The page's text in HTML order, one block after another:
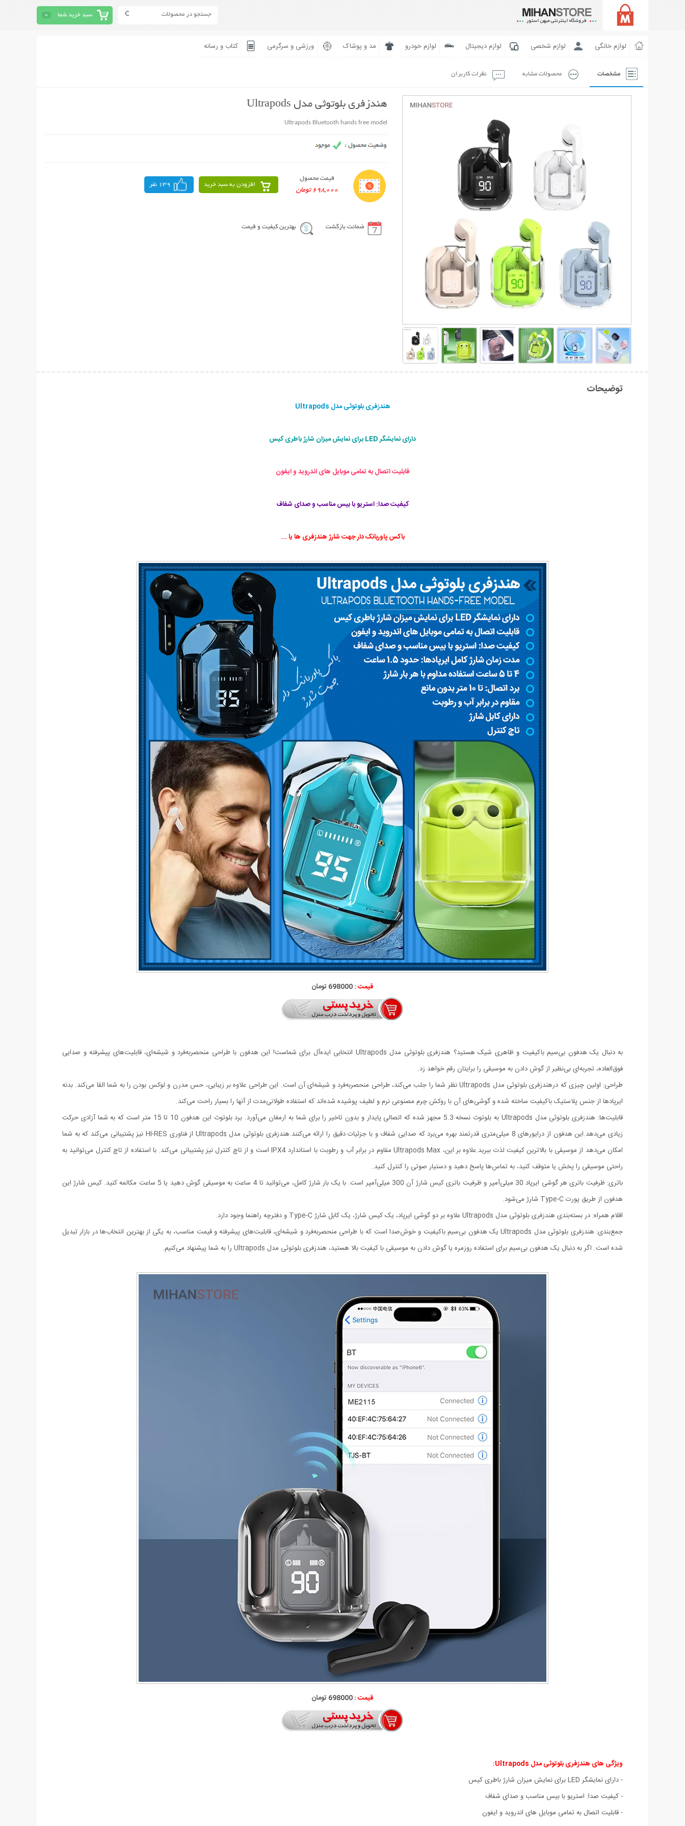
سبد خرید شما 0
لوازم خانگی لوازم شخصی لوازم دیجیتال لوازم خودرو مد و پوشاک ورزشی و سرگرمی کتاب و رسانه
مشخصات محصولات مشابه نظرات کاربران
هندزفری بلوتوثی مدل Ultrapods
Ultrapods Bluetooth hands free model
قیمت محصول
698,000 تومان
افزودن به سبد خرید 139 نفر
ضمانت بازگشت بهترین کیفیت و قیمت
توضیحات
هندزفری بلوتوثی مدل Ultrapods
دارای نمایشگر LED برای نمایش میزان شارژ باطری کیس
قابلیت اتصال به تمامی موبایل های اندروید و ایفون
کیفیت صدا: استریو با بیس مناسب و صدای شفاف
باکس پاوربانک دار جهت شارژ هندزفری ها یا ...
قیمت :698000 تومان
به دنبال یک هدفون بی‌سیم باکیفیت و ظاهری شیک هستید؟ هندزفری بلوتوثی مدل Ultrapods انتخابی ایده‌آل برای شماست! این هدفون با طراحی منحصربه‌فرد و شیشه‌ای، قابلیت‌های پیشرفته و صدایی
فوق‌العاده، تجربه‌ای بی‌نظیر از گوش دادن به موسیقی را برایتان رقم خواهد زد.
طراحی: اولین چیزی که درهندزفری بلوتوثی مدل Ultrapods نظر شما را جلب می‌کند، طراحی منحصربه‌فرد و شیشه‌ای آن است. این طراحی علاوه بر زیبایی، حس مدرن و لوکس بودن را به شما القا می‌کند. بدنه
ایرپادها از جنس پلاستیک باکیفیت ساخته شده و گوشی‌های آن با روکش چرم مصنوعی نرم و لطیف پوشیده شده‌اند که استفاده طولانی‌مدت از آنها را بسیار راحت می‌کند.
قابلیت‌ها: هندزفری بلوتوثی مدل Ultrapods به بلوتوث نسخه 5.3 مجهز شده که اتصالی پایدار و بدون تاخیر را برای شما به ارمغان می‌آورد. برد بلوتوث این هدفون 10 تا 15 متر است که به شما آزادی حرکت
زیادی می‌دهد.این هدفون از درایورهای 8 میلی‌متری قدرتمند بهره می‌برد که صدایی شفاف و با جزئیات دقیق را ارائه می‌کنند.هندزفری بلوتوثی مدل Ultrapods از فناوری HI-RES نیز پشتیبانی می‌کند که به شما
امکان می‌دهد از موسیقی با بالاترین کیفیت لذت ببرید.علاوه بر این، Ultrapods Max مقاوم در برابر آب و رطوبت با استاندارد IPX4 است و از تاچ کنترل نیز پشتیبانی می‌کند. با استفاده از تاچ کنترل می‌توانید به
راحتی موسیقی را پخش یا متوقف کنید، به تماس‌ها پاسخ دهید و دستیار صوتی را کنترل کنید.
باتری: ظرفیت باتری هر گوشی ایرپاد 30 میلی‌آمپر و ظرفیت باتری کیس شارژ آن 300 میلی‌آمپر است. با یک بار شارژ کامل، می‌توانید تا 4 ساعت به موسیقی گوش دهید یا 5 ساعت مکالمه کنید. کیس شارژ این
هدفون از طریق پورت Type-C شارژ می‌شود.
اقلام همراه: در بسته‌بندی هندزفری بلوتوثی مدل Ultrapods علاوه بر دو گوشی ایرپاد، یک کیس شارژ، یک کابل شارژ Type-C و دفترچه راهنما وجود دارد.
جمع‌بندی: هندزفری بلوتوثی مدل Ultrapods یک هدفون بی‌سیم باکیفیت و خوش‌صدا است که با طراحی منحصربه‌فرد و شیشه‌ای، قابلیت‌های پیشرفته و قیمت مناسب، به یکی از بهترین انتخاب‌ها در بازار تبدیل
شده است. اگر به دنبال یک هدفون بی‌سیم برای استفاده روزمره یا گوش دادن به موسیقی با کیفیت بالا هستید، هندزفری بلوتوثی مدل Ultrapods را به شما پیشنهاد می‌کنیم.
قیمت :698000 تومان
ویژگی های هندزفری بلوتوثی مدل Ultrapods:
- دارای نمایشگر LED برای نمایش میزان شارژ باطری کیس
- کیفیت صدا: استریو با بیس مناسب و صدای شفاف
- قابلیت اتصال به تمامی موبایل های اندروید و ایفون